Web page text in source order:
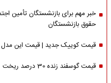
خبر مهم برای بازنشستگان تأمین
حقوق بازنشستگان
قیمت کوییک جدید | قیمت این مدل کوییک ۸ میلیون
قیمت گوسفند زنده 30 درصد ریخت